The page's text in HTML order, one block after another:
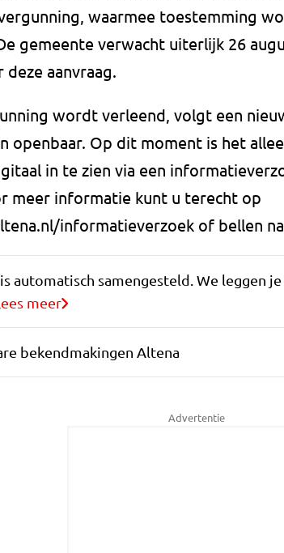
waarmee toestemming
gemeente verwacht uiterlijk 26
deze aanvraag.
wordt verleend, volgt een
openbaar. Op dit moment is het
in te zien via een
meer informatie kunt u terecht op
informatieverzoek of bellen
automatisch samengesteld. We leggen
meer
bekendmakingen Altena
Advertentie